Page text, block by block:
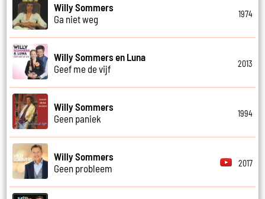
Willy Sommers
Ga niet weg
1974
Willy Sommers en Luna
Geef me de vijf
2013
Willy Sommers
Geen paniek
1994
Willy Sommers
Geen probleem
2017